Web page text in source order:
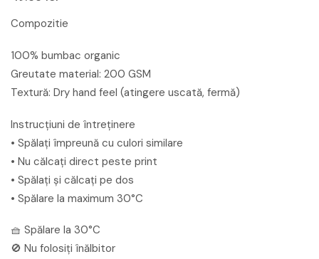
Compozitie
100% bumbac organic
Greutate material: 200 GSM
Textură: Dry hand feel (atingere uscată, fermă)
Instrucțiuni de întreținere
• Spălați împreună cu culori similare
• Nu călcați direct peste print
• Spălați și călcați pe dos
• Spălare la maximum 30°C
🧺 Spălare la 30°C
🚫 Nu folosiți înălbitor